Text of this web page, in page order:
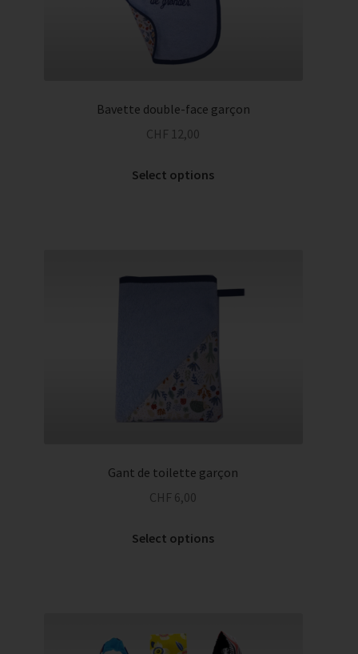
Bavette double-face garçon
CHF 12,00
Select options
Gant de toilette garçon
CHF 6,00
Select options